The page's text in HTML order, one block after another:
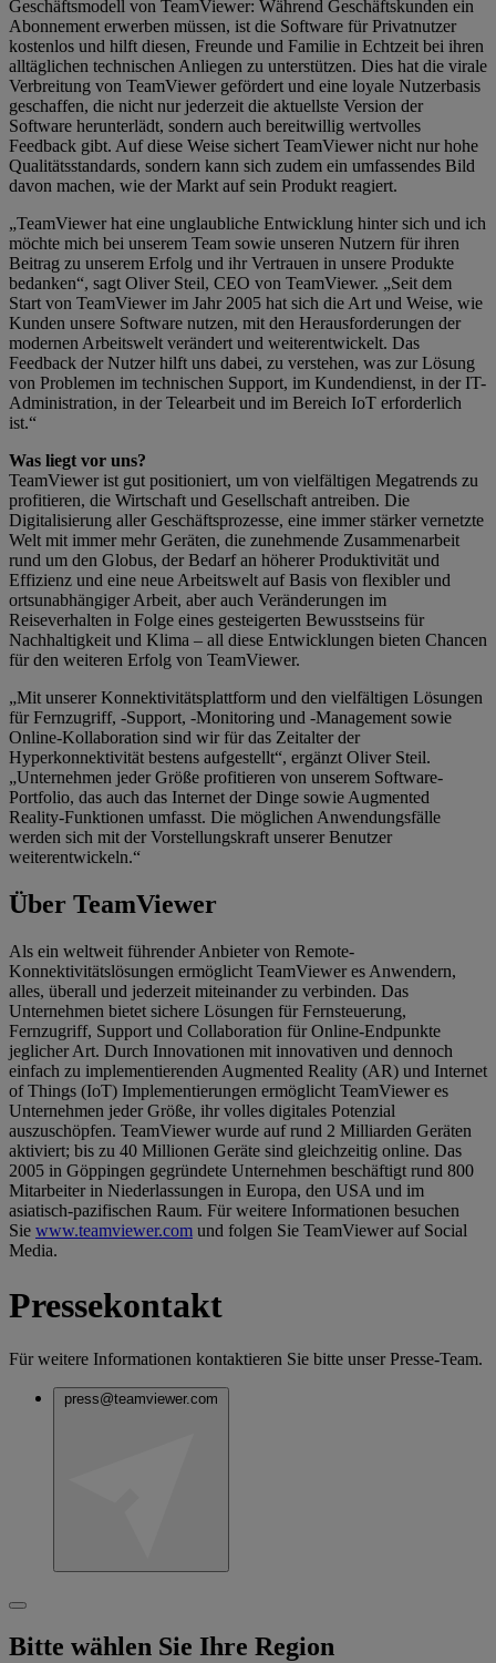
Geschäftsmodell von TeamViewer: Während Geschäftskunden ein
Abonnement erwerben müssen, ist die Software für Privatnutzer
kostenlos und hilft diesen, Freunde und Familie in Echtzeit bei ihren
alltäglichen technischen Anliegen zu unterstützen. Dies hat die virale
Verbreitung von TeamViewer gefördert und eine loyale Nutzerbasis
geschaffen, die nicht nur jederzeit die aktuellste Version der
Software herunterlädt, sondern auch bereitwillig wertvolles
Feedback gibt. Auf diese Weise sichert TeamViewer nicht nur hohe
Qualitätsstandards, sondern kann sich zudem ein umfassendes Bild
davon machen, wie der Markt auf sein Produkt reagiert.
„TeamViewer hat eine unglaubliche Entwicklung hinter sich und ich
möchte mich bei unserem Team sowie unseren Nutzern für ihren
Beitrag zu unserem Erfolg und ihr Vertrauen in unsere Produkte
bedanken“, sagt Oliver Steil, CEO von TeamViewer. „Seit dem
Start von TeamViewer im Jahr 2005 hat sich die Art und Weise, wie
Kunden unsere Software nutzen, mit den Herausforderungen der
modernen Arbeitswelt verändert und weiterentwickelt. Das
Feedback der Nutzer hilft uns dabei, zu verstehen, was zur Lösung
von Problemen im technischen Support, im Kundendienst, in der IT-
Administration, in der Telearbeit und im Bereich IoT erforderlich
ist.“
Was liegt vor uns?
TeamViewer ist gut positioniert, um von vielfältigen Megatrends zu
profitieren, die Wirtschaft und Gesellschaft antreiben. Die
Digitalisierung aller Geschäftsprozesse, eine immer stärker vernetzte
Welt mit immer mehr Geräten, die zunehmende Zusammenarbeit
rund um den Globus, der Bedarf an höherer Produktivität und
Effizienz und eine neue Arbeitswelt auf Basis von flexibler und
ortsunabhängiger Arbeit, aber auch Veränderungen im
Reiseverhalten in Folge eines gesteigerten Bewusstseins für
Nachhaltigkeit und Klima – all diese Entwicklungen bieten Chancen
für den weiteren Erfolg von TeamViewer.
„Mit unserer Konnektivitätsplattform und den vielfältigen Lösungen
für Fernzugriff, -Support, -Monitoring und -Management sowie
Online-Kollaboration sind wir für das Zeitalter der
Hyperkonnektivität bestens aufgestellt“, ergänzt Oliver Steil.
„Unternehmen jeder Größe profitieren von unserem Software-
Portfolio, das auch das Internet der Dinge sowie Augmented
Reality-Funktionen umfasst. Die möglichen Anwendungsfälle
werden sich mit der Vorstellungskraft unserer Benutzer
weiterentwickeln.“
Über TeamViewer
Als ein weltweit führender Anbieter von Remote-
Konnektivitätslösungen ermöglicht TeamViewer es Anwendern,
alles, überall und jederzeit miteinander zu verbinden. Das
Unternehmen bietet sichere Lösungen für Fernsteuerung,
Fernzugriff, Support und Collaboration für Online-Endpunkte
jeglicher Art. Durch Innovationen mit innovativen und dennoch
einfach zu implementierenden Augmented Reality (AR) und Internet
of Things (IoT) Implementierungen ermöglicht TeamViewer es
Unternehmen jeder Größe, ihr volles digitales Potenzial
auszuschöpfen. TeamViewer wurde auf rund 2 Milliarden Geräten
aktiviert; bis zu 40 Millionen Geräte sind gleichzeitig online. Das
2005 in Göppingen gegründete Unternehmen beschäftigt rund 800
Mitarbeiter in Niederlassungen in Europa, den USA und im
asiatisch-pazifischen Raum. Für weitere Informationen besuchen
Sie www.teamviewer.com und folgen Sie TeamViewer auf Social
Media.
Pressekontakt
Für weitere Informationen kontaktieren Sie bitte unser Presse-Team.
press@teamviewer.com
Bitte wählen Sie Ihre Region